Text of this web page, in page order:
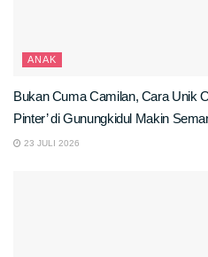
ANAK
Bukan Cuma Camilan, Cara Unik
Pinter’ di Gunungkidul Makin
23 JULI 2026